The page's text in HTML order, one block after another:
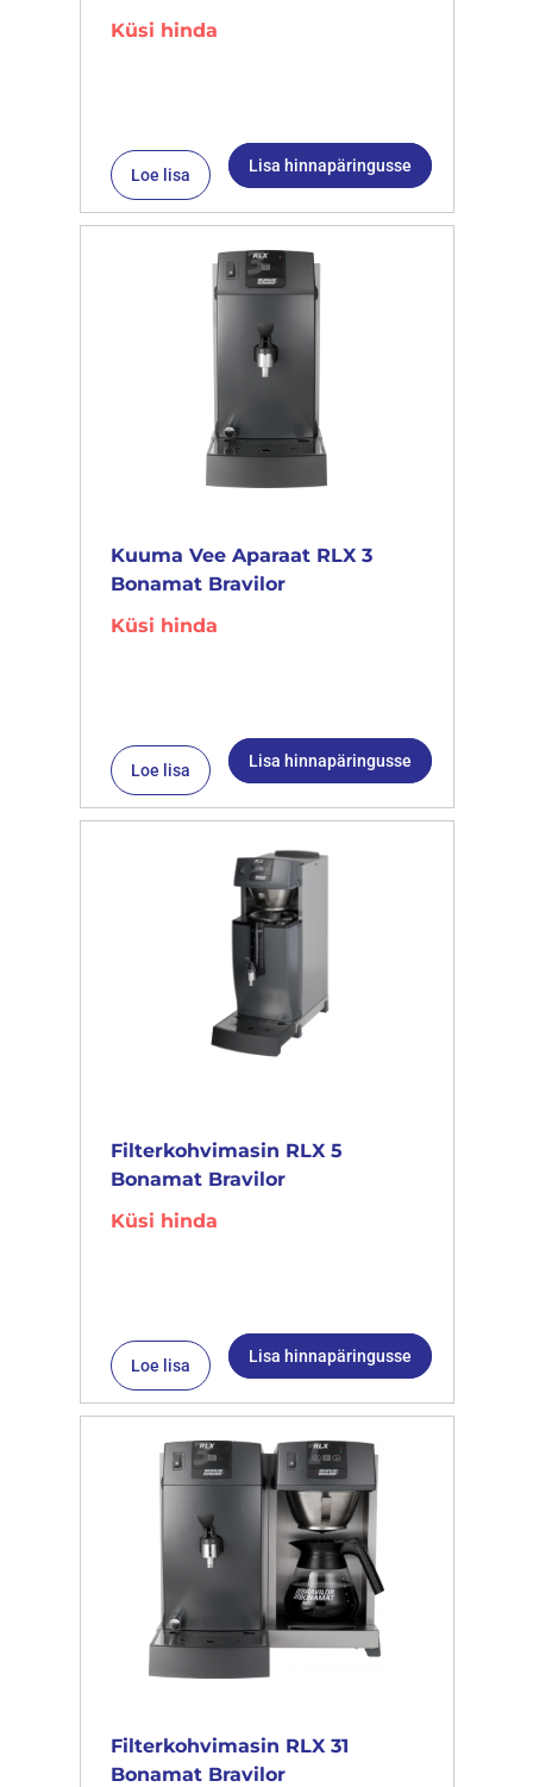
Küsi hinda
Loe lisa Lisa hinnapäringusse
Kuuma Vee Aparaat RLX 3
Bonamat Bravilor
Küsi hinda
Loe lisa Lisa hinnapäringusse
Filterkohvimasin RLX 5
Bonamat Bravilor
Küsi hinda
Loe lisa Lisa hinnapäringusse
Filterkohvimasin RLX 31
Bonamat Bravilor